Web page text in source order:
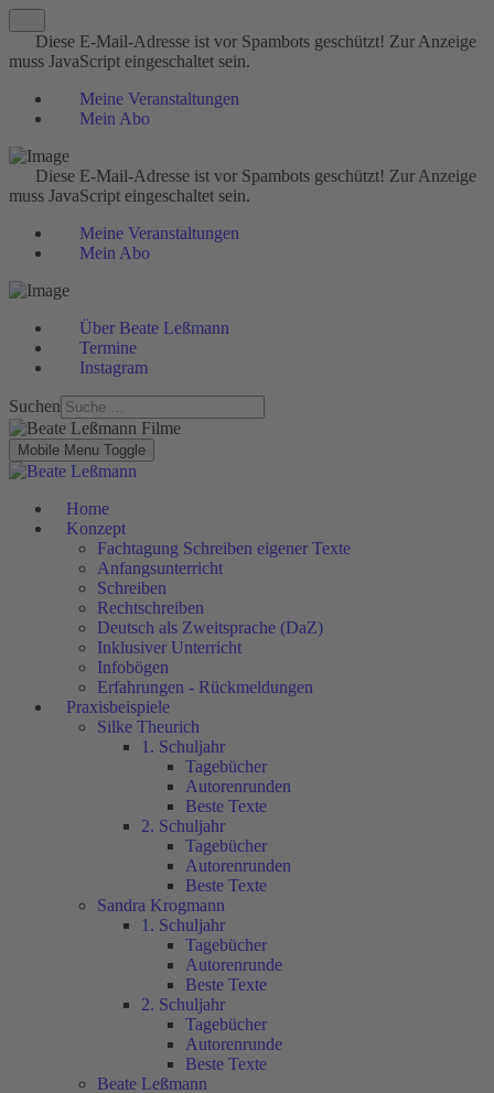
Diese E-Mail-Adresse ist vor Spambots geschützt! Zur Anzeige
muss JavaScript eingeschaltet sein.
Meine Veranstaltungen
Mein Abo
Diese E-Mail-Adresse ist vor Spambots geschützt! Zur Anzeige
muss JavaScript eingeschaltet sein.
Meine Veranstaltungen
Mein Abo
Über Beate Leßmann
Termine
Instagram
Suchen
Mobile Menu Toggle
Home
Konzept
Fachtagung Schreiben eigener Texte
Anfangsunterricht
Schreiben
Rechtschreiben
Deutsch als Zweitsprache (DaZ)
Inklusiver Unterricht
Infobögen
Erfahrungen - Rückmeldungen
Praxisbeispiele
Silke Theurich
1. Schuljahr
Tagebücher
Autorenrunden
Beste Texte
2. Schuljahr
Tagebücher
Autorenrunden
Beste Texte
Sandra Krogmann
1. Schuljahr
Tagebücher
Autorenrunde
Beste Texte
2. Schuljahr
Tagebücher
Autorenrunde
Beste Texte
Beate Leßmann